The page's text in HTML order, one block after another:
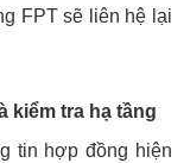
FPT sẽ liên hệ lại
kiểm tra hạ tầng
tin hợp đồng hiện